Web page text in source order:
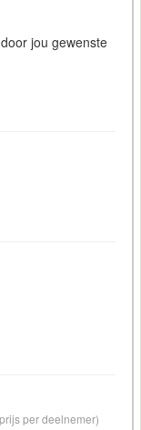
jou gewenste
per deelnemer)